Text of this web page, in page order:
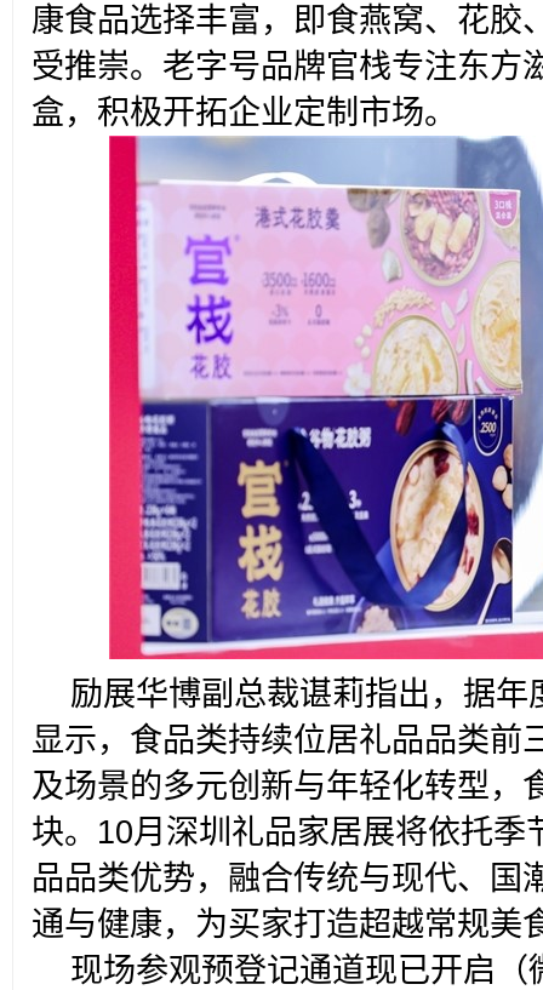
康食品选择丰富，即食燕窝、花胶
受推崇。老字号品牌官栈专注东方
盒，积极开拓企业定制市场。
励展华博副总裁谌莉指出，据
显示，食品类持续位居礼品品类前
及场景的多元创新与年轻化转型，
块。10月深圳礼品家居展将依托季
品品类优势，融合传统与现代、国
通与健康，为买家打造超越常规美
现场参观预登记通道现已开启